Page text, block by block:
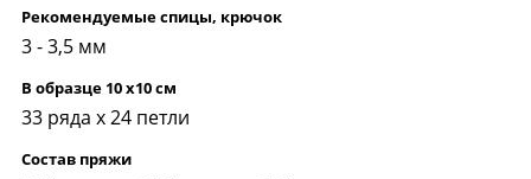
Рекомендуемые спицы, крючок
3 - 3,5 мм
В образце 10 x10 см
33 ряда х 24 петли
Состав пряжи